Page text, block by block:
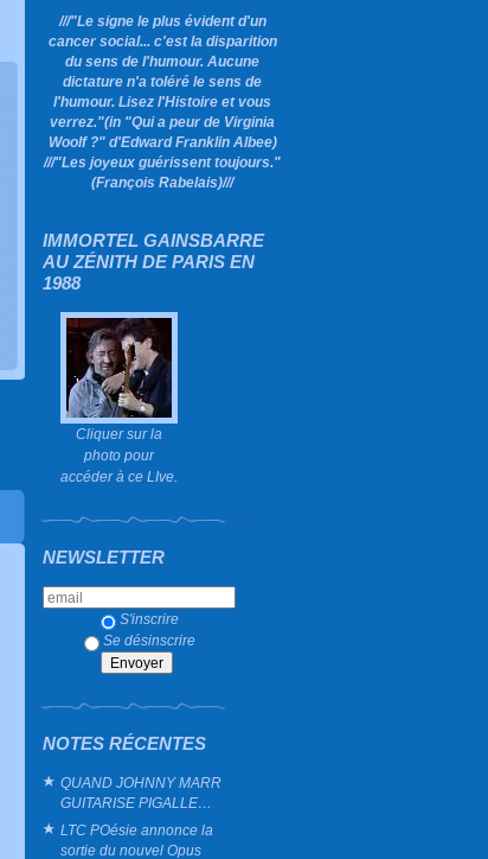
///"Le signe le plus évident d'un
cancer social... c'est la disparition
du sens de l'humour. Aucune
dictature n'a toléré le sens de
l'humour. Lisez l'Histoire et vous
verrez."(in "Qui a peur de Virginia
Woolf ?"d'Edward Franklin Albee)
///"Les joyeux guérissent toujours."
(François Rabelais)///
IMMORTEL GAINSBARRE
AU ZÉNITH DE PARIS EN
1988
Cliquer sur la
photo pour
accéder à ce LIve.
NEWSLETTER
S'inscrire
Se désinscrire
NOTES RÉCENTES
QUAND JOHNNY MARR
GUITARISE PIGALLE…
LTC POésie annonce la
sortie du nouvel Opus